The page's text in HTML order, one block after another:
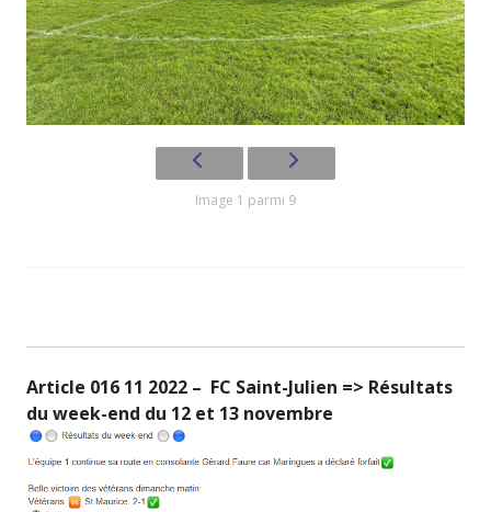
Image 1 parmi 9
Article 016 11 2022 – FC Saint-Julien => Résultats
du week-end du 12 et 13 novembre